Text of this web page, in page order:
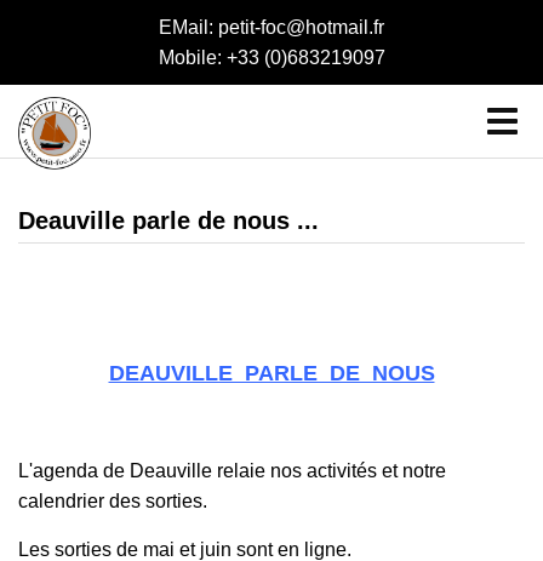
EMail: petit-foc@hotmail.fr
Mobile: +33 (0)683219097
Deauville parle de nous ...
DEAUVILLE PARLE DE NOUS
L'agenda de Deauville relaie nos activités et notre
calendrier des sorties.
Les sorties de mai et juin sont en ligne.